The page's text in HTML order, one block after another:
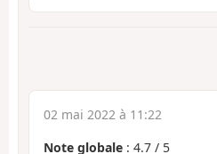
02 mai 2022 à 11:22
Note globale : 4.7 / 5